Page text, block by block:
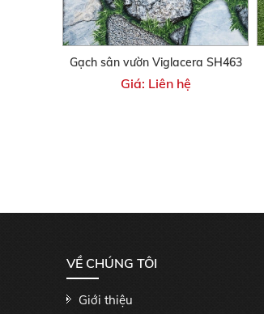
Gạch sân vườn Viglacera SH463
Giá: Liên hệ
VỀ CHÚNG TÔI
Giới thiệu